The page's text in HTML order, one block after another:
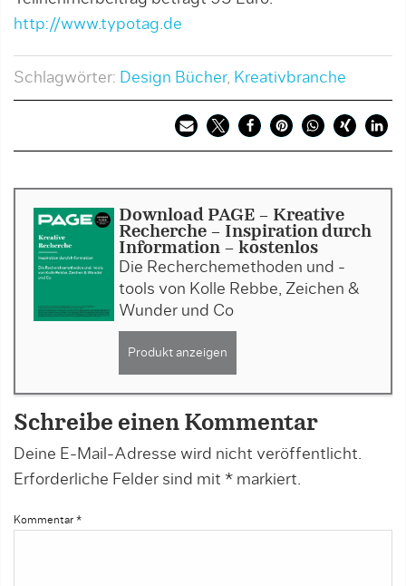
http://www.typotag.de
Schlagwörter: Design Bücher, Kreativbranche
Download PAGE - Kreative
Recherche – Inspiration durch
Information - kostenlos
Die Recherchemethoden und -
tools von Kolle Rebbe, Zeichen &
Wunder und Co
Produkt anzeigen
Schreibe einen Kommentar
Deine E-Mail-Adresse wird nicht veröffentlicht.
Erforderliche Felder sind mit * markiert.
Kommentar *